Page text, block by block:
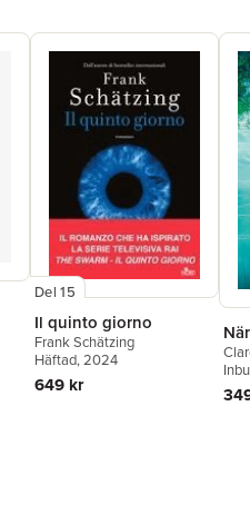
Del 15
Il quinto giorno
Frank Schätzing
Häftad, 2024
649 kr